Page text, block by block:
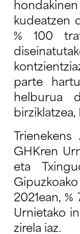
kudeatzen
% 100
parte
helburua
GHKren
eta
2021ean,
Urnietako
zirela iaz.